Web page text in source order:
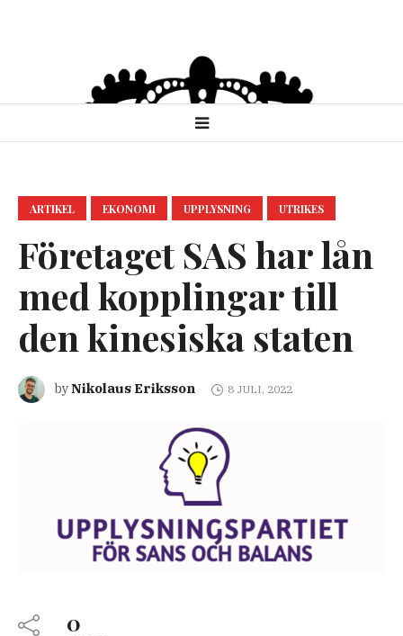
ARTIKEL EKONOMI UPPLYSNING UTRIKES
Företaget SAS har lån
med kopplingar till
den kinesiska staten
byNikolaus Eriksson 8 JULI, 2022
0